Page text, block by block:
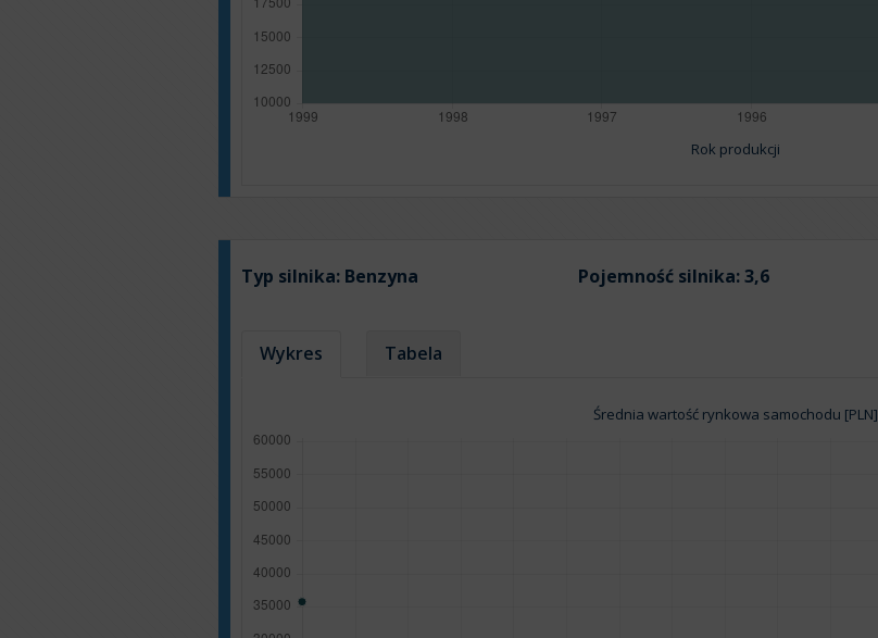
Rok produkcji
Typ silnika: Benzyna Pojemność silnika:3,6
Wykres Tabela
Średnia wartość rynkowa samochodu [PLN]